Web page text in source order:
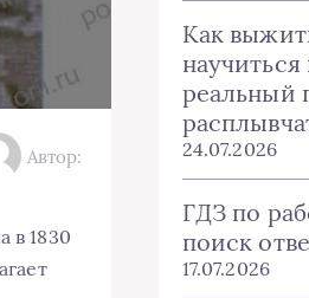
Автор:
в 1830
Как
реальный
24.07.2026
ГДЗ по
поиск
17.07.2026